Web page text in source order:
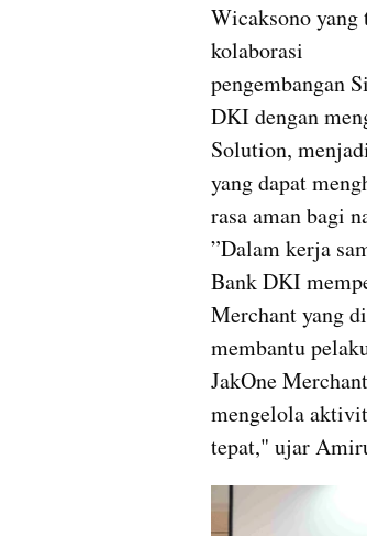
Wicaksono yang
kolaborasi
pengembangan
DKI dengan
Solution,
yang dapat
rasa aman bagi
”Dalam kerja
Bank DKI
Merchant yang
membantu
JakOne
mengelola
tepat," ujar